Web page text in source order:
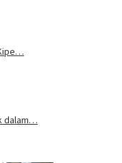
dalam…